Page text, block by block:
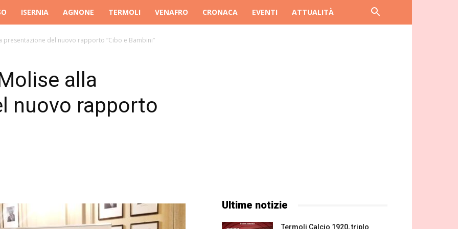
ISERNIA AGNONE TERMOLI VENAFRO CRONACA EVENTI ATTUALITÀ
presentazione del nuovo rapporto “Cibo e Bambini”
alla
nuovo rapporto
Ultime notizie
Termoli Calcio 1920, triplo